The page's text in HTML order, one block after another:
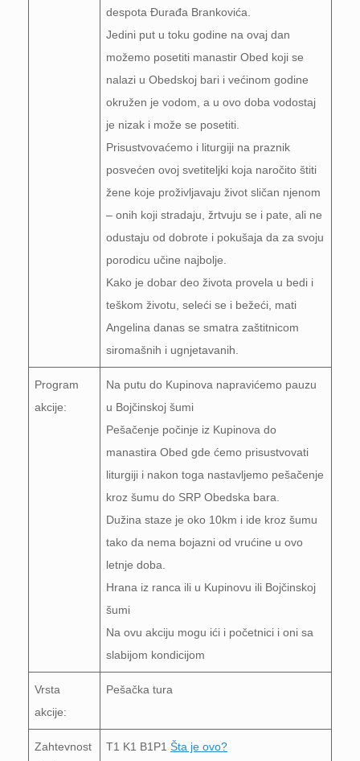
despota Đurađa Brankovića.
Jedini put u toku godine na ovaj dan
možemo posetiti manastir Obed koji se
nalazi u Obedskoj bari i većinom godine
okružen je vodom, a u ovo doba vodostaj
je nizak i može se posetiti.
Prisustvovaćemo i liturgiji na praznik
posvećen ovoj svetiteljki koja naročito štiti
žene koje proživljavaju život sličan njenom
– onih koji stradaju, žrtvuju se i pate, ali ne
odustaju od dobrote i pokušaja da za svoju
porodicu učine najbolje.
Kako je dobar deo života provela u bedi i
teškom životu, seleći se i bežeći, mati
Angelina danas se smatra zaštitnicom
siromašnih i ugnjetavanih.
Program
akcije:
Na putu do Kupinova napravićemo pauzu
u Bojčinskoj šumi
Pešačenje počinje iz Kupinova do
manastira Obed gde ćemo prisustvovati
liturgiji i nakon toga nastavljemo pešačenje
kroz šumu do SRP Obedska bara.
Dužina staze je oko 10km i ide kroz šumu
tako da nema bojazni od vrućine u ovo
letnje doba.
Hrana iz ranca ili u Kupinovu ili Bojčinskoj
šumi
Na ovu akciju mogu ići i početnici i oni sa
slabijom kondicijom
Vrsta
akcije:
Pešačka tura
Zahtevnost
T1 K1 B1P1 Šta je ovo?